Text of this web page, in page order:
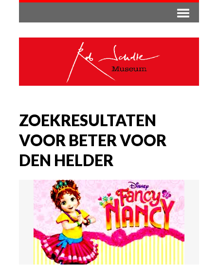
ZOEKRESULTATEN
VOOR BETER VOOR
DEN HELDER